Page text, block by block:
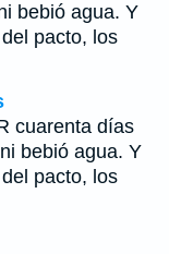
bebió agua. Y
pacto, los
cuarenta días
bebió agua. Y
pacto, los